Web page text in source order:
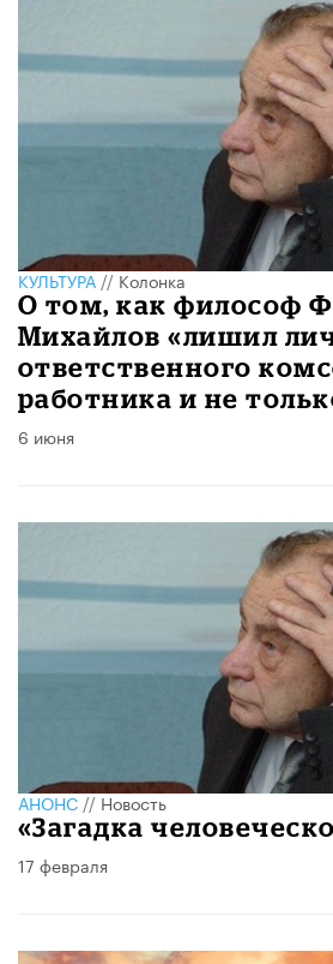
КУЛЬТУРА//Колонка
О том, как философ
Михайлов «лишил
ответственного
работника и не
6 июня
АНОНС//Новость
«Загадка
17 февраля